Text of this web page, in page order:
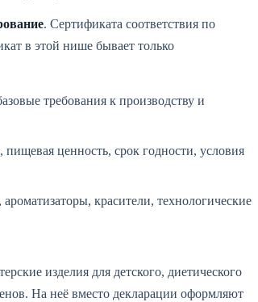
. Сертификата соответствия по
в этой нише бывает только
требования к производству и
ценность, срок годности, условия
красители, технологические
изделия для детского, диетического
На неё вместо декларации оформляют